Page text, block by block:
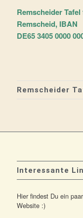
Remscheider
Remscheid, IBAN
DE65 3405 0000
Remscheider
Interessante
Hier findest Du ein
Website :)